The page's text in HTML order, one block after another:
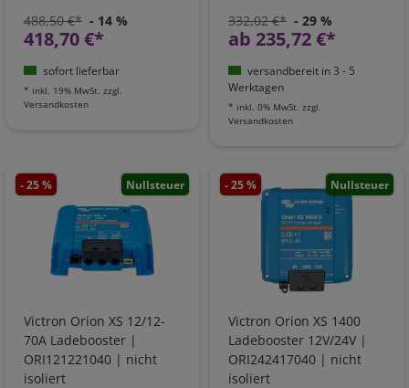
488,50 €* - 14 %
418,70 €*
sofort lieferbar
* inkl. 19% MwSt. zzgl.
Versandkosten
332,02 €* - 29 %
ab 235,72 €*
versandbereit in 3 - 5
Werktagen
* inkl. 0% MwSt. zzgl.
Versandkosten
- 25 % Nullsteuer
Victron Orion XS 12/12-
70A Ladebooster |
ORI121221040 | nicht
isoliert
- 25 % Nullsteuer
Victron Orion XS 1400
Ladebooster 12V/24V |
ORI242417040 | nicht
isoliert